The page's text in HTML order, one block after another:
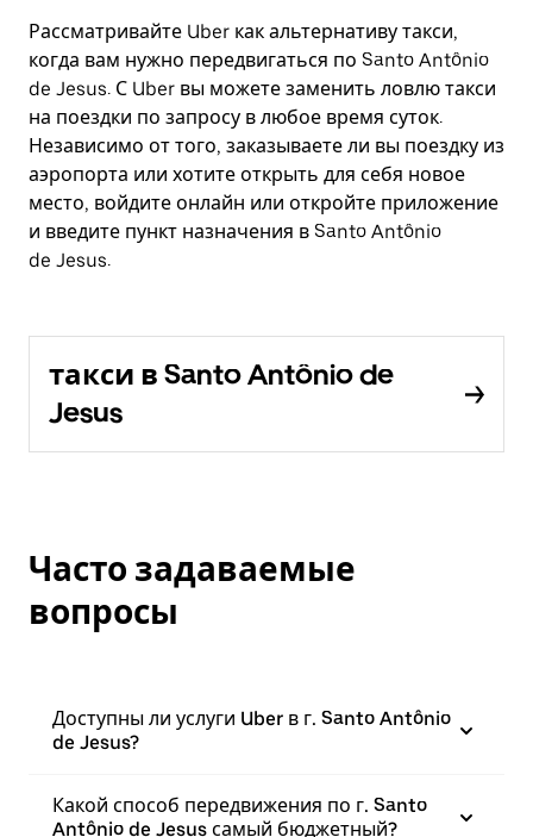
Рассматривайте Uber как альтернативу такси,
когда вам нужно передвигаться по Santo Antônio
de Jesus. С Uber вы можете заменить ловлю такси
на поездки по запросу в любое время суток.
Независимо от того, заказываете ли вы поездку из
аэропорта или хотите открыть для себя новое
место, войдите онлайн или откройте приложение
и введите пункт назначения в Santo Antônio
de Jesus.
такси в Santo Antônio de
Jesus
Часто задаваемые
вопросы
Доступны ли услуги Uber в г. Santo Antônio
de Jesus?
Какой способ передвижения по г. Santo
Antônio de Jesus самый бюджетный?